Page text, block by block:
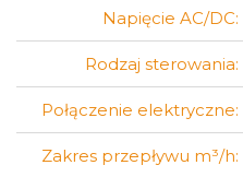
Napięcie AC/DC:
Rodzaj sterowania:
Połączenie elektryczne:
Zakres przepływu m³/h: